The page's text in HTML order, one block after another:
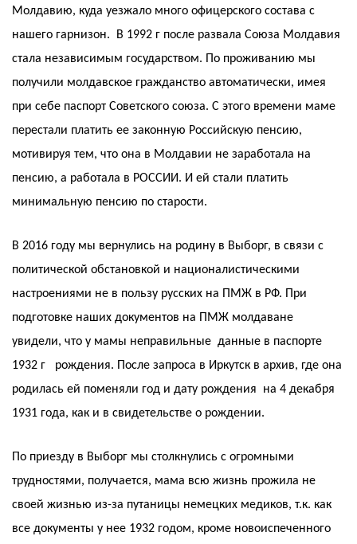
Молдавию, куда уезжало много офицерского состава с
нашего гарнизон. В 1992 г после развала Союза Молдавия
стала независимым государством. По проживанию мы
получили молдавское гражданство автоматически, имея
при себе паспорт Советского союза. С этого времени маме
перестали платить ее законную Российскую пенсию,
мотивируя тем, что она в Молдавии не заработала на
пенсию, а работала в РОССИИ. И ей стали платить
минимальную пенсию по старости.
В 2016 году мы вернулись на родину в Выборг, в связи с
политической обстановкой и националистическими
настроениями не в пользу русских на ПМЖ в РФ. При
подготовке наших документов на ПМЖ молдаване
увидели, что у мамы неправильные данные в паспорте
1932 г рождения. После запроса в Иркутск в архив, где она
родилась ей поменяли год и дату рождения на 4 декабря
1931 года, как и в свидетельстве о рождении.
По приезду в Выборг мы столкнулись с огромными
трудностями, получается, мама всю жизнь прожила не
своей жизнью из-за путаницы немецких медиков, т.к. как
все документы у нее 1932 годом, кроме новоиспеченного